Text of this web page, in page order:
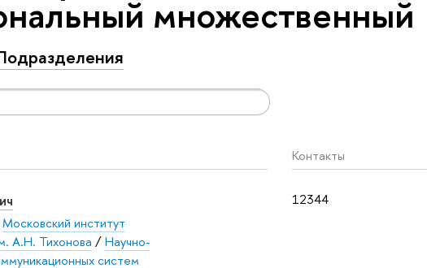
множественный
Контакты
12344
Московский институт
А.Н. Тихонова /Научно-
систем